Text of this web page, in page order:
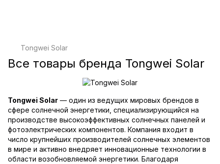
Tongwei Solar
Все товары бренда Tongwei Solar
Tongwei Solar — один из ведущих мировых брендов в
сфере солнечной энергетики, специализирующийся на
производстве высокоэффективных солнечных панелей и
фотоэлектрических компонентов. Компания входит в
число крупнейших производителей солнечных элементов
в мире и активно внедряет инновационные технологии в
области возобновляемой энергетики. Благодаря